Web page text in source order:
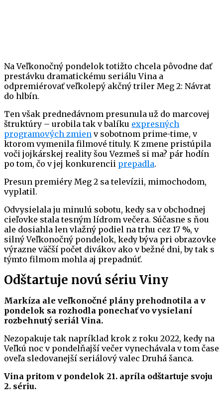
Na Veľkonočný pondelok totižto chcela pôvodne dať
prestávku dramatickému seriálu Vina a
odpremiérovať veľkolepý akčný triler Meg 2: Návrat
do hlbín.
Ten však prednedávnom presunula už do marcovej
štruktúry – urobila tak v balíku expresných
programových zmien v sobotnom prime-time, v
ktorom vymenila filmové tituly. K zmene pristúpila
voči jojkárskej reality šou Vezmeš si ma? pár hodín
po tom, čo v jej konkurencii prepadla.
Presun premiéry Meg 2 sa televízii, mimochodom,
vyplatil.
Odvysielala ju minulú sobotu, kedy sa v obchodnej
cieľovke stala tesným lídrom večera. Súčasne s ňou
ale dosiahla len vlažný podiel na trhu cez 17 %, v
silný Veľkonočný pondelok, kedy býva pri obrazovke
výrazne väčší počet divákov ako v bežné dni, by tak s
týmto filmom mohla aj prepadnúť.
Odštartuje novú sériu Viny
Markíza ale veľkonočné plány prehodnotila a v
pondelok sa rozhodla ponechať vo vysielaní
rozbehnutý seriál Vina.
Nezopakuje tak napríklad krok z roku 2022, kedy na
Veľkú noc v pondelňajší večer vynechávala v tom čase
oveľa sledovanejší seriálový valec Druhá šanca.
Vina pritom v pondelok 21. apríla odštartuje svoju
2. sériu.